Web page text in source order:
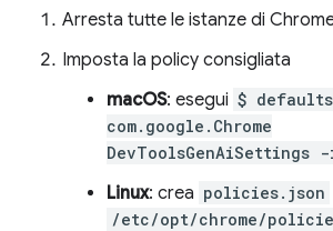
Arresta tutte le istanze di
Imposta la policy consigliata
macOS: esegui $
com.google.Chrome
DevToolsGenAiSettings
Linux: crea policies.json
/etc/opt/chrome/